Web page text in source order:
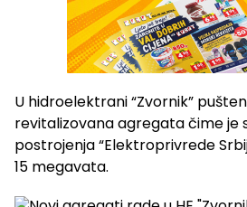
U hidroelektrani “Zvornik”
revitalizovana agregata čime je
postrojenja “Elektroprivrede
15 megavata.